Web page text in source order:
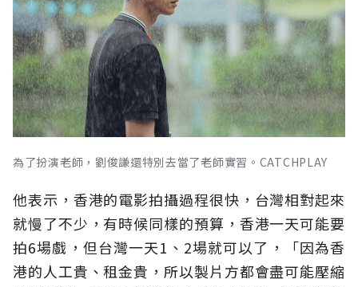
為了扮演老師，劉俊謙還特別去當了老師實習。CATCHPLAY
他表示，香港的電影拍攝過程很快，台灣相對起來
就慢了不少，有時候同樣的預算，香港一天可能要
拍6場戲，但台灣一天1、2場就可以了，「因為香
港的人工貴、租金貴，所以製片方都會盡可能壓縮